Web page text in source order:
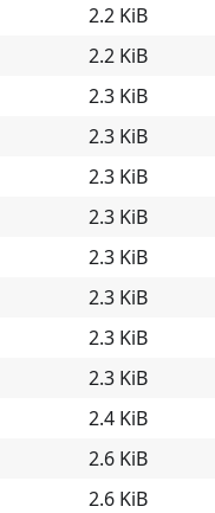
2.2 KiB
2.2 KiB
2.3 KiB
2.3 KiB
2.3 KiB
2.3 KiB
2.3 KiB
2.3 KiB
2.3 KiB
2.3 KiB
2.4 KiB
2.6 KiB
2.6 KiB